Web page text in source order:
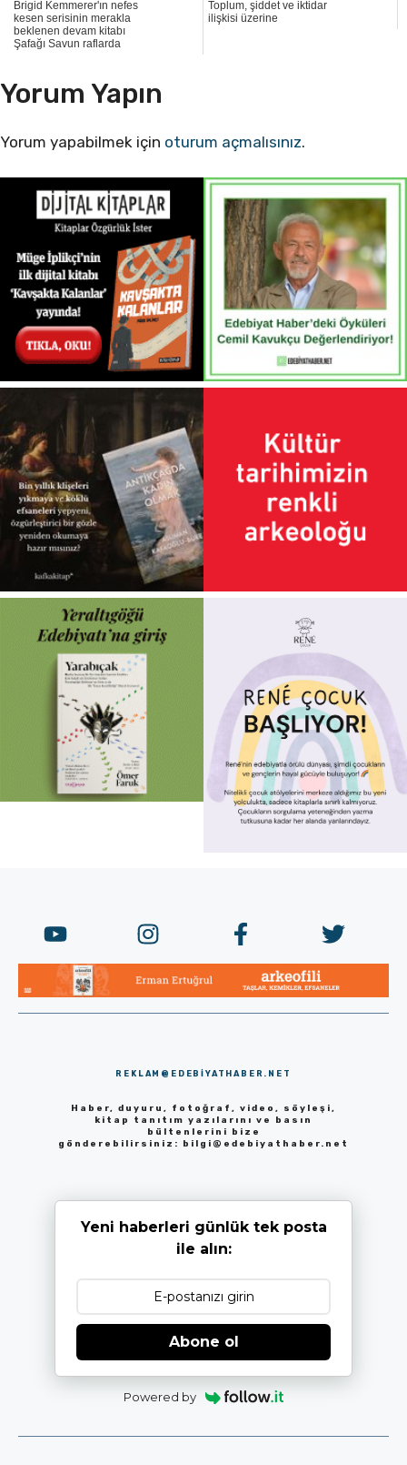
Brigid Kemmerer'ın nefes
kesen serisinin merakla
beklenen devam kitabı
Şafağı Savun raflarda
Toplum, şiddet ve iktidar
ilişkisi üzerine
Yorum Yapın
Yorum yapabilmek için oturum açmalısınız.
REKLAM@EDEBIYATHABER.NET
Haber, duyuru, fotoğraf, video, söyleşi,
kitap tanıtım yazılarını ve basın
bültenlerini bize
gönderebilirsiniz: bilgi@edebiyathaber.net
Yeni haberleri günlük tek posta
ile alın:
Abone ol
Powered by